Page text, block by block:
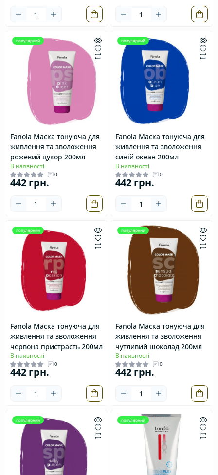
популярний
Fanola Маска тонуюча для
живлення та зволоження
рожевий цукор 200мл
В наявності
0
442 грн.
популярний
Fanola Маска тонуюча для
живлення та зволоження
синій океан 200мл
В наявності
0
442 грн.
популярний
Fanola Маска тонуюча для
живлення та зволоження
червона пристрасть 200мл
В наявності
0
442 грн.
популярний
Fanola Маска тонуюча для
живлення та зволоження
чутливий шоколад 200мл
В наявності
0
442 грн.
популярний популярний